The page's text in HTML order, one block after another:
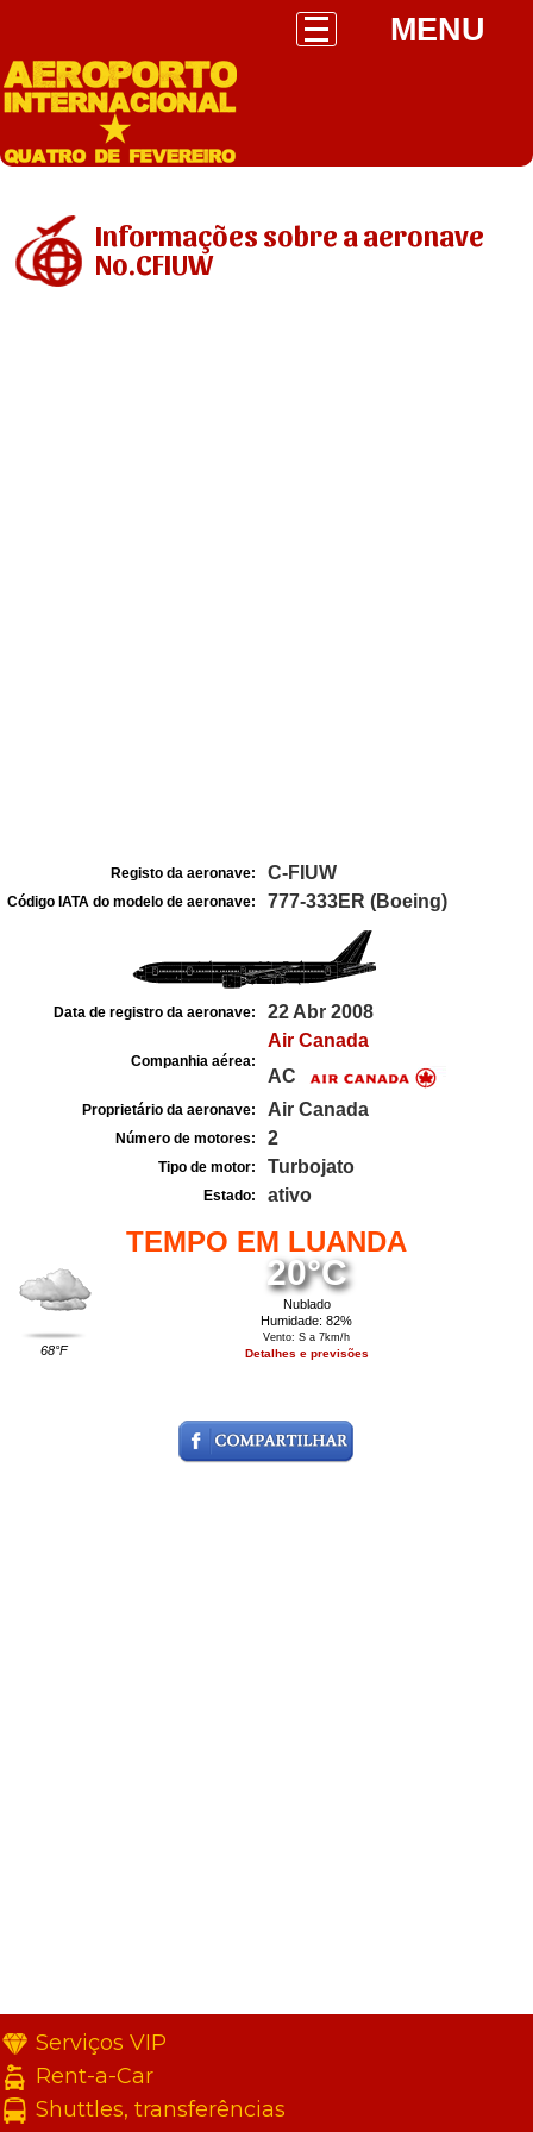
MENU
Informações sobre a aeronave
No.CFIUW
Registo da aeronave: C-FIUW
Código IATA do modelo de aeronave: 777-333ER (Boeing)
Data de registro da aeronave: 22 Abr 2008
Companhia aérea:
Air Canada
AC
Proprietário da aeronave: Air Canada
Número de motores: 2
Tipo de motor: Turbojato
Estado: ativo
TEMPO EM LUANDA
68°F
20°C
Nublado
Humidade: 82%
Vento: S a 7km/h
Detalhes e previsões
Serviços VIP
Rent-a-Car
Shuttles, transferências